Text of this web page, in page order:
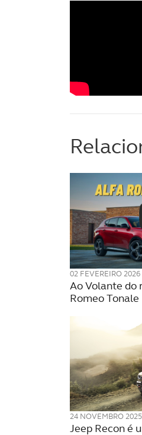
02 FEVEREIRO 2026
Ao Volante do
Romeo Tonale
24 NOVEMBRO 2025
Jeep Recon é